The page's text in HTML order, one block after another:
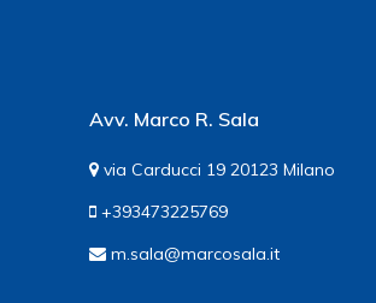
Avv. Marco R. Sala
via Carducci 19 20123 Milano
+393473225769
m.sala@marcosala.it